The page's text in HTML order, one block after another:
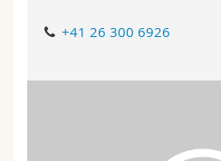
+41 26 300 6926